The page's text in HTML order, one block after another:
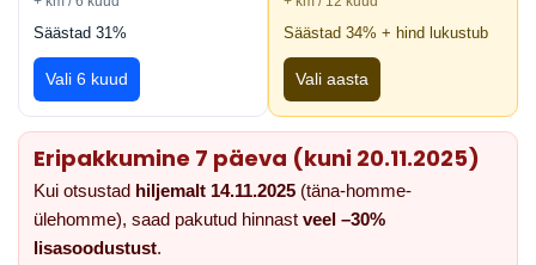
Säästad 31%
Vali 6 kuud
Säästad 34% + hind lukustub
Vali aasta
Eripakkumine 7 päeva (kuni 20.11.2025)
Kui otsustad hiljemalt 14.11.2025 (täna-homme-
ülehomme), saad pakutud hinnast veel –30%
lisasoodustust.